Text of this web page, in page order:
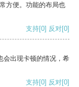
方便。功能的布局也
支持[0] 反对[0]
会出现卡顿的情况，希
支持[0] 反对[0]